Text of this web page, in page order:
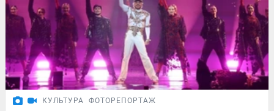
КУЛЬТУРА ФОТОРЕПОРТАЖ